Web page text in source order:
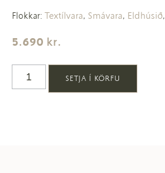
Flokkar: Textílvara, Smávara, Eldhúsið,
5.690 kr.
SETJA Í KÖRFU